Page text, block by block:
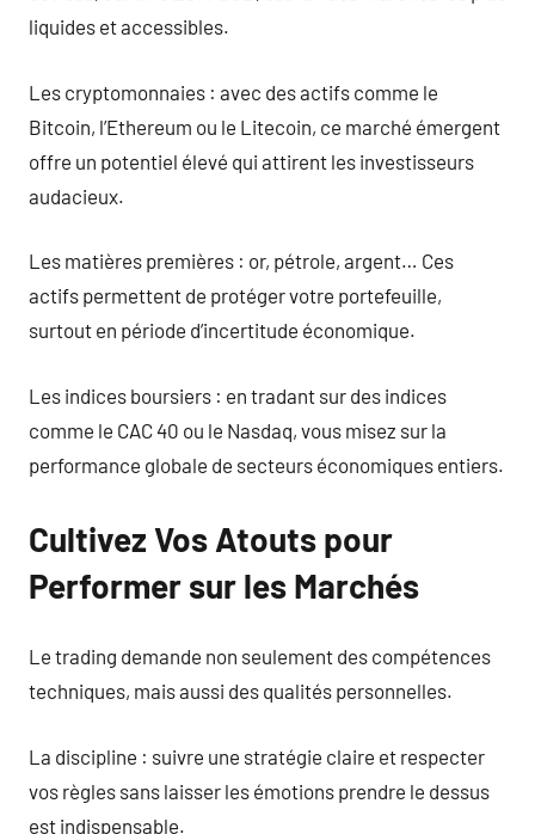
liquides et accessibles.
Les cryptomonnaies : avec des actifs comme le
Bitcoin, l’Ethereum ou le Litecoin, ce marché émergent
offre un potentiel élevé qui attirent les investisseurs
audacieux.
Les matières premières : or, pétrole, argent… Ces
actifs permettent de protéger votre portefeuille,
surtout en période d’incertitude économique.
Les indices boursiers : en tradant sur des indices
comme le CAC 40 ou le Nasdaq, vous misez sur la
performance globale de secteurs économiques entiers.
Cultivez Vos Atouts pour
Performer sur les Marchés
Le trading demande non seulement des compétences
techniques, mais aussi des qualités personnelles.
La discipline : suivre une stratégie claire et respecter
vos règles sans laisser les émotions prendre le dessus
est indispensable.